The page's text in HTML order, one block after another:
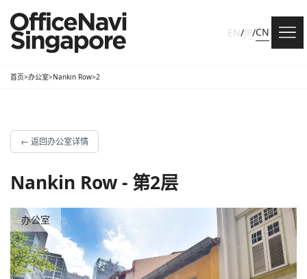
EN/JP/CN
首页>办公室>Nankin Row>2
← 返回办公室详情
Nankin Row - 第2层
办公室